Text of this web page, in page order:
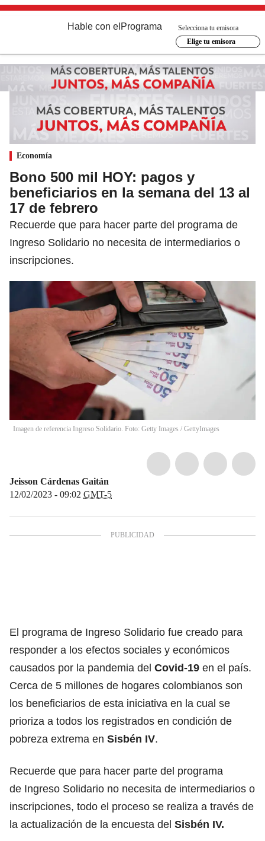
Hable con el Programa
Selecciona tu emisora
Elige tu emisora
Economía
Bono 500 mil HOY: pagos y
beneficiarios en la semana del 13 al
17 de febrero
Recuerde que para hacer parte del programa de
Ingreso Solidario no necesita de intermediarios o
inscripciones.
Imagen de referencia Ingreso Solidario. Foto: Getty Images / GettyImages
Jeisson Cárdenas Gaitán
12/02/2023 - 09:02 GMT-5
El programa de Ingreso Solidario fue creado para
responder a los efectos sociales y económicos
causados por la pandemia del Covid-19 en el país.
Cerca de 5 millones de hogares colombianos son
los beneficiarios de esta iniciativa en la cual se
prioriza a todos los registrados en condición de
pobreza extrema en Sisbén IV.
Recuerde que para hacer parte del programa
de Ingreso Solidario no necesita de intermediarios o
inscripciones, todo el proceso se realiza a través de
la actualización de la encuesta del Sisbén IV.